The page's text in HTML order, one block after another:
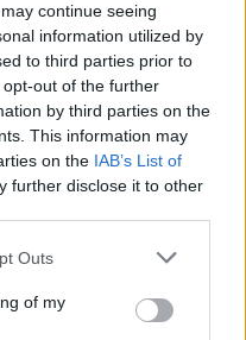
continue seeing
information utilized by
to third parties prior to
out of the further
by third parties on the
This information may
on the IAB’s List of
further disclose it to other
one or more Google
You may click to
its third-party tags to
Outs
of my
πρώτη ατομική